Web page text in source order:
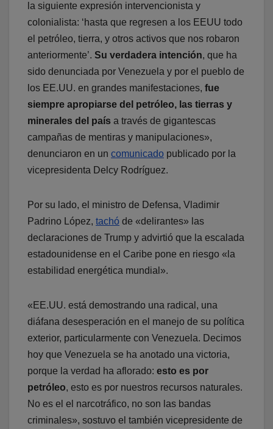
la siguiente expresión intervencionista y
colonialista: ‘hasta que regresen a los EEUU todo
el petróleo, tierra, y otros activos que nos robaron
anteriormente’. Su verdadera intención, que ha
sido denunciada por Venezuela y por el pueblo de
los EE.UU. en grandes manifestaciones, fue
siempre apropiarse del petróleo, las tierras y
minerales del país a través de gigantescas
campañas de mentiras y manipulaciones»,
denunciaron en un comunicado publicado por la
vicepresidenta Delcy Rodríguez.
Por su lado, el ministro de Defensa, Vladimir
Padrino López, tachó de «delirantes» las
declaraciones de Trump y advirtió que la escalada
estadounidense en el Caribe pone en riesgo «la
estabilidad energética mundial».
«EE.UU. está demostrando una radical, una
diáfana desesperación en el manejo de su política
exterior, particularmente con Venezuela. Decimos
hoy que Venezuela se ha anotado una victoria,
porque la verdad ha aflorado: esto es por
petróleo, esto es por nuestros recursos naturales.
No es el el narcotráfico, no son las bandas
criminales», sostuvo el también vicepresidente de